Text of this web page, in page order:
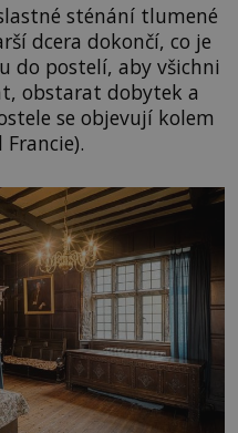
sténání tlumené
dcera dokončí, co je
do postelí, aby všichni
obstarat dobytek a
se objevují kolem